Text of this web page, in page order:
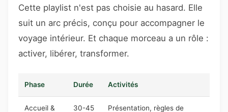
Cette playlist n'est pas choisie au hasard. Elle
suit un arc précis, conçu pour accompagner le
voyage intérieur. Et chaque morceau a un rôle :
activer, libérer, transformer.
Phase Durée Activités
Accueil & 30-45 Présentation, règles de